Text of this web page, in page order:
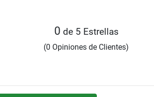
0 de 5 Estrellas
(0 Opiniones de Clientes)